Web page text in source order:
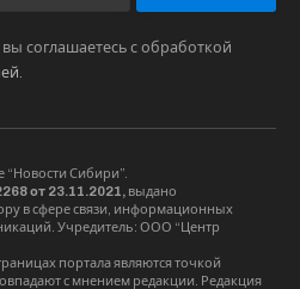
соглашаетесь с обработкой
“Новости Сибири”.
от 23.11.2021, выдано
в сфере связи, информационных
Учредитель: ООО “Центр
портала являются точкой
с мнением редакции. Редакция